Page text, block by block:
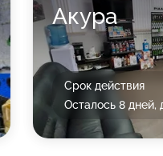
Акура
Срок действия
Осталось 8 дней,